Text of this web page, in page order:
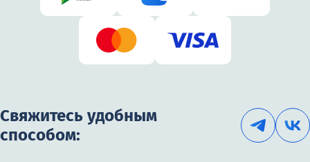
Свяжитесь удобным
способом: